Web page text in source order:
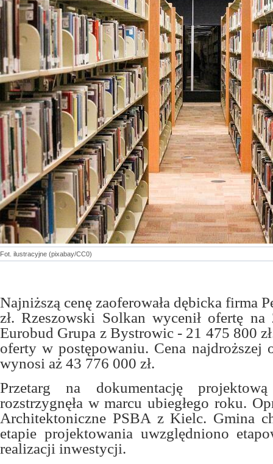
Fot. ilustracyjne (pixabay/CC0)
Najniższą cenę zaoferowała dębicka firma
zł. Rzeszowski Solkan wycenił ofertę
Eurobud Grupa z Bystrowic - 21 475 800
oferty w postępowaniu. Cena najdroższej
wynosi aż 43 776 000 zł.
Przetarg na dokumentację
rozstrzygnęła w marcu ubiegłego roku.
Architektoniczne PSBA z Kielc. Gmina
etapie projektowania uwzględniono
realizacji inwestycji.